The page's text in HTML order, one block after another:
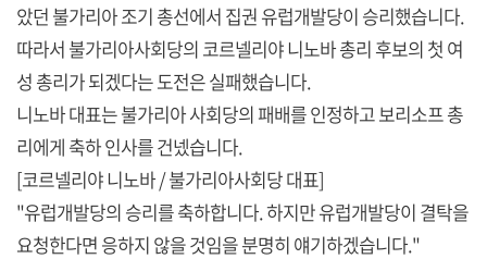
았던 불가리아 조기 총선에서 집권 유럽개발당이 승리했습니다.
따라서 불가리아사회당의 코르넬리야 니노바 총리 후보의 첫 여
성 총리가 되겠다는 도전은 실패했습니다.
니노바 대표는 불가리아 사회당의 패배를 인정하고 보리소프 총
리에게 축하 인사를 건넸습니다.
[코르넬리야 니노바 / 불가리아사회당 대표]
"유럽개발당의 승리를 축하합니다. 하지만 유럽개발당이 결탁을
요청한다면 응하지 않을 것임을 분명히 얘기하겠습니다."